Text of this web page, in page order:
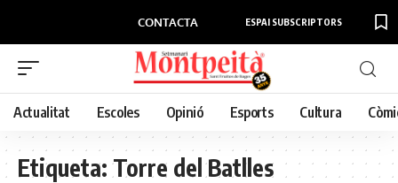
CONTACTA ESPAI SUBSCRIPTORS
Actualitat Escoles Opinió Esports Cultura
Etiqueta:Torre del Batlles